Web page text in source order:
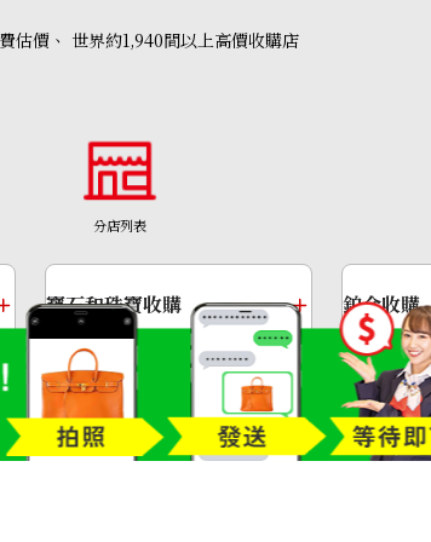
Pt･Pm900 Star Sapphire Diamond Ring 7.45ct
參考回收價
HKD 12,595.96
估價、 世界約1,940間以上高價收購店
分店列表
過去十年黃金價格
寶石和珠寶收購 鉑金收購